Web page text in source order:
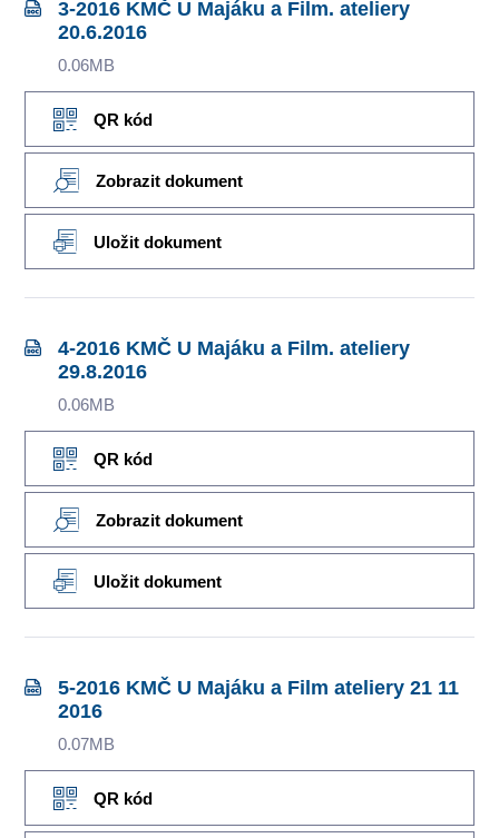
3-2016 KMČ U Majáku a Film. ateliery
20.6.2016
0.06MB
QR kód
Zobrazit dokument
Uložit dokument
4-2016 KMČ U Majáku a Film. ateliery
29.8.2016
0.06MB
QR kód
Zobrazit dokument
Uložit dokument
5-2016 KMČ U Majáku a Film ateliery 21 11
2016
0.07MB
QR kód